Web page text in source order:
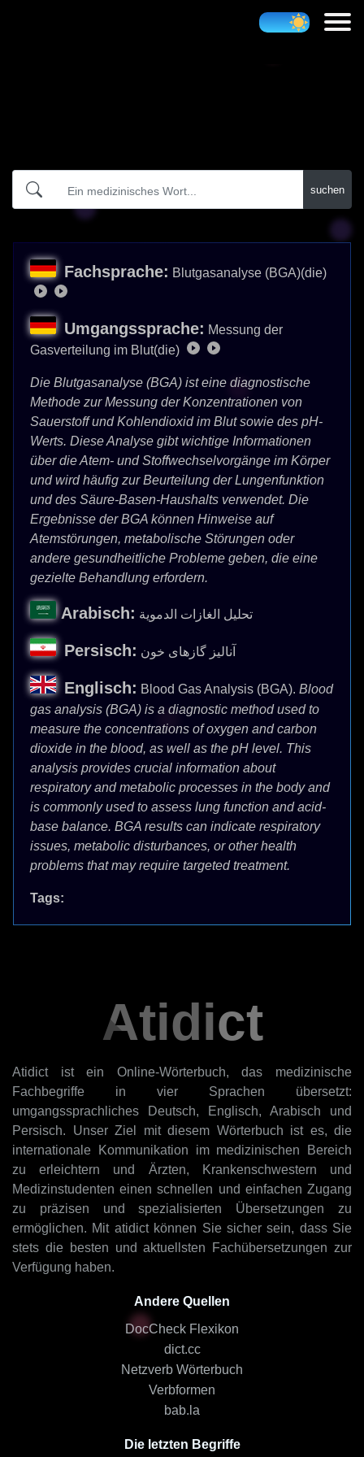
suchen
Fachsprache: Blutgasanalyse (BGA)(die)
Umgangssprache: Messung der
Gasverteilung im Blut(die)
Die Blutgasanalyse (BGA) ist eine diagnostische
Methode zur Messung der Konzentrationen von
Sauerstoff und Kohlendioxid im Blut sowie des pH-
Werts. Diese Analyse gibt wichtige Informationen
über die Atem- und Stoffwechselvorgänge im Körper
und wird häufig zur Beurteilung der Lungenfunktion
und des Säure-Basen-Haushalts verwendet. Die
Ergebnisse der BGA können Hinweise auf
Atemstörungen, metabolische Störungen oder
andere gesundheitliche Probleme geben, die eine
gezielte Behandlung erfordern.
Arabisch: تحليل الغازات الدموية
Persisch: آنالیز گازهای خون
Englisch: Blood Gas Analysis (BGA). Blood
gas analysis (BGA) is a diagnostic method used to
measure the concentrations of oxygen and carbon
dioxide in the blood, as well as the pH level. This
analysis provides crucial information about
respiratory and metabolic processes in the body and
is commonly used to assess lung function and acid-
base balance. BGA results can indicate respiratory
issues, metabolic disturbances, or other health
problems that may require targeted treatment.
Tags:
Atidict
Atidict ist ein Online-Wörterbuch, das medizinische
Fachbegriffe in vier Sprachen übersetzt:
umgangssprachliches Deutsch, Englisch, Arabisch und
Persisch. Unser Ziel mit diesem Wörterbuch ist es, die
internationale Kommunikation im medizinischen Bereich
zu erleichtern und Ärzten, Krankenschwestern und
Medizinstudenten einen schnellen und einfachen Zugang
zu präzisen und spezialisierten Übersetzungen zu
ermöglichen. Mit atidict können Sie sicher sein, dass Sie
stets die besten und aktuellsten Fachübersetzungen zur
Verfügung haben.
Andere Quellen
DocCheck Flexikon
dict.cc
Netzverb Wörterbuch
Verbformen
bab.la
Die letzten Begriffe